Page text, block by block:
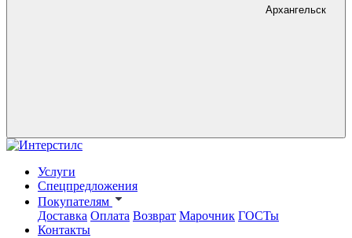
Архангельск
Услуги
Спецпредложения
Покупателям
Доставка Оплата Возврат Марочник ГОСТы
Контакты